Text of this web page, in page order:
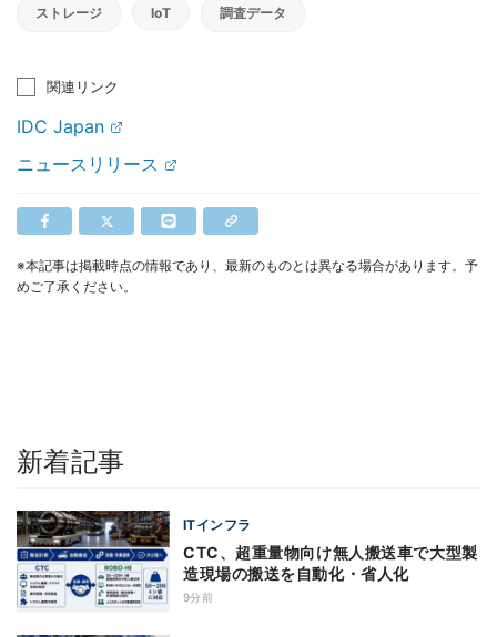
ストレージ IoT 調査データ
関連リンク
IDC Japan
ニュースリリース
※本記事は掲載時点の情報であり、最新のものとは異なる場合があります。予
めご了承ください。
新着記事
ITインフラ
CTC、超重量物向け無人搬送車で大型製
造現場の搬送を自動化・省人化
9分前